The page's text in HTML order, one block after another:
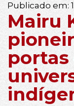
Publicado em:
Mairu
portas